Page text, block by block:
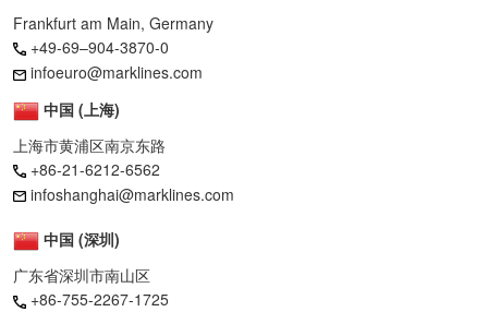
Frankfurt am Main, Germany
+49-69–904-3870-0
infoeuro@marklines.com
中国 (上海)
上海市黄浦区南京东路
+86-21-6212-6562
infoshanghai@marklines.com
中国 (深圳)
广东省深圳市南山区
+86-755-2267-1725